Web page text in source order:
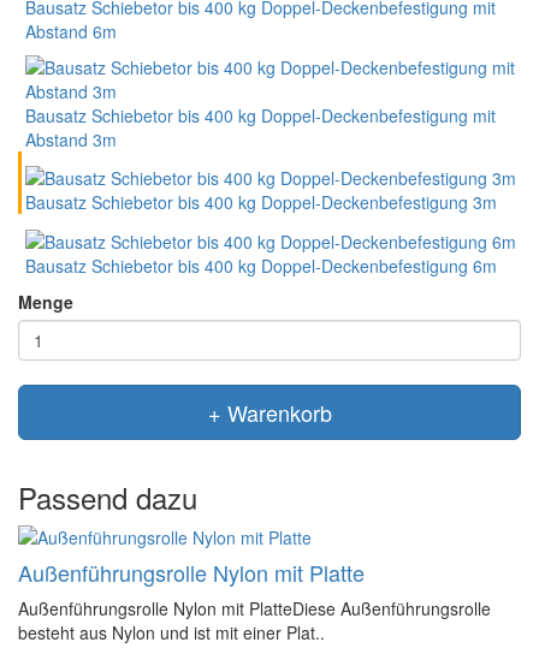
Bausatz Schiebetor bis 400 kg Doppel-Deckenbefestigung mit
Abstand 6m
Bausatz Schiebetor bis 400 kg Doppel-Deckenbefestigung mit
Abstand 3m
Bausatz Schiebetor bis 400 kg Doppel-Deckenbefestigung 3m
Bausatz Schiebetor bis 400 kg Doppel-Deckenbefestigung 6m
Menge
+ Warenkorb
Passend dazu
Außenführungsrolle Nylon mit Platte
Außenführungsrolle Nylon mit PlatteDiese Außenführungsrolle
besteht aus Nylon und ist mit einer Plat..